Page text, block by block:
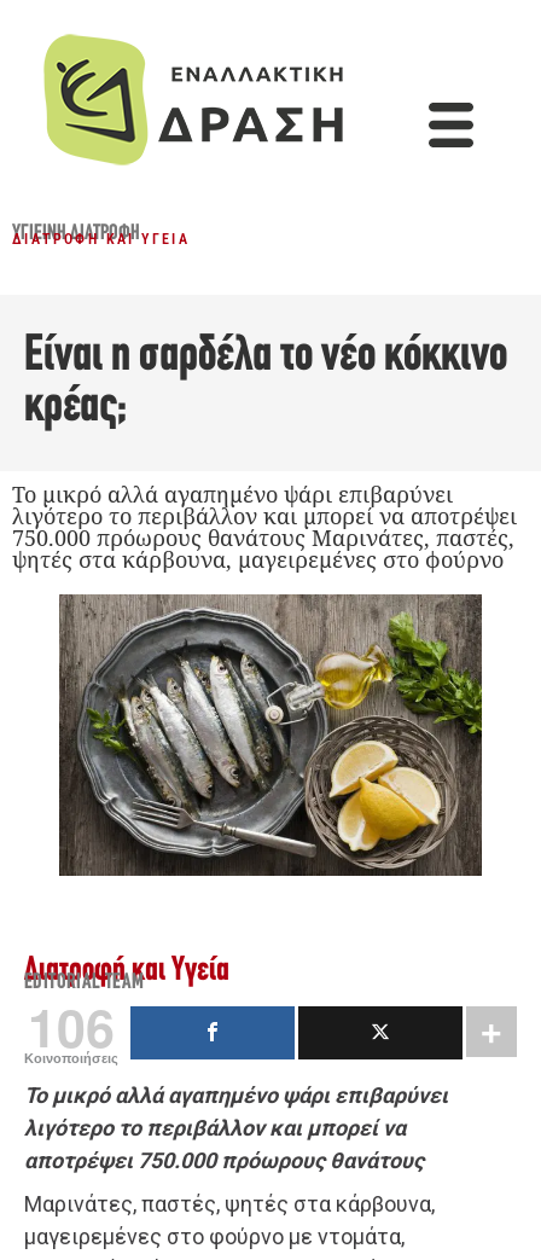
ΥΓΙΕΙΝΉ ΔΙΑΤΡΟΦΉ
ΔΙΑΤΡΟΦΉ ΚΑΙ ΥΓΕΊΑ
Είναι η σαρδέλα το νέο κόκκινο
κρέας;
Το μικρό αλλά αγαπημένο ψάρι επιβαρύνει
λιγότερο το περιβάλλον και μπορεί να αποτρέψει
750.000 πρόωρους θανάτους Μαρινάτες, παστές,
ψητές στα κάρβουνα, μαγειρεμένες στο φούρνο
Διατροφή και Υγεία
EDITORIAL TEAM
106
Κοινοποιήσεις
Το μικρό αλλά αγαπημένο ψάρι επιβαρύνει
λιγότερο το περιβάλλον και μπορεί να
αποτρέψει 750.000 πρόωρους θανάτους
Μαρινάτες, παστές, ψητές στα κάρβουνα,
μαγειρεμένες στο φούρνο με ντομάτα,